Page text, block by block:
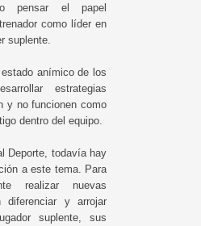
pensar el papel
como líder en
suplente.
anímico de los
estrategias
y no funcionen como
dentro del equipo.
Deporte, todavía hay
a este tema. Para
realizar nuevas
diferenciar y arrojar
suplente, sus